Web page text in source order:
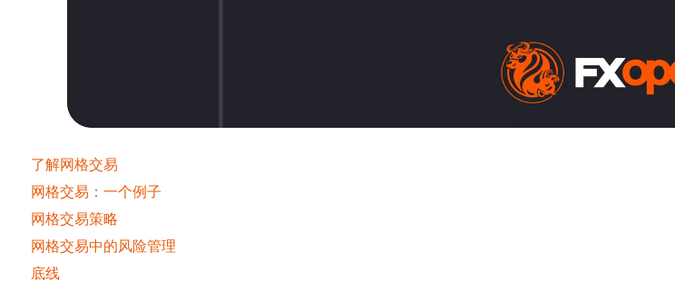
了解网格交易
网格交易：一个例子
网格交易策略
网格交易中的风险管理
底线